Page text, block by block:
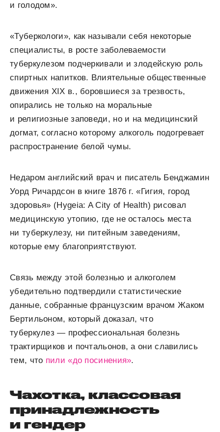
и голодом».
«Туберкологи», как называли себя некоторые
специалисты, в росте заболеваемости
туберкулезом подчеркивали и злодейскую роль
спиртных напитков. Влиятельные общественные
движения XIX в., боровшиеся за трезвость,
опирались не только на моральные
и религиозные заповеди, но и на медицинский
догмат, согласно которому алкоголь подогревает
распространение белой чумы.
Недаром английский врач и писатель Бенджамин
Уорд Ричардсон в книге 1876 г. «Гигия, город
здоровья» (Hygeia: A City of Health) рисовал
медицинскую утопию, где не осталось места
ни туберкулезу, ни питейным заведениям,
которые ему благоприятствуют.
Связь между этой болезнью и алкоголем
убедительно подтвердили статистические
данные, собранные французским врачом Жаком
Бертильоном, который доказал, что
туберкулез — профессиональная болезнь
трактирщиков и почтальонов, а они славились
тем, что пили «до посинения».
Чахотка, классовая
принадлежность
и гендер